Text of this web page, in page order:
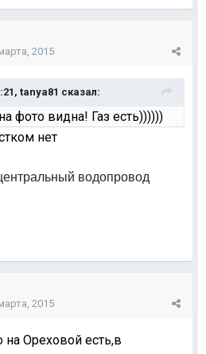
2015
tanya81 сказал:
фото видна! Газ есть))))))
нет
водопровод
2015
на Ореховой есть,в